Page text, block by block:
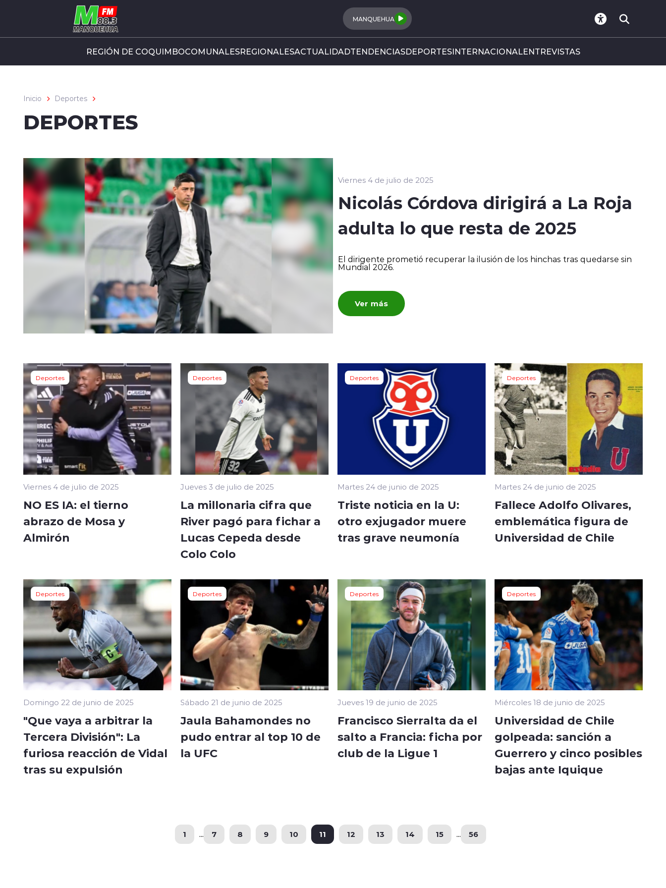
Click acá para ir directamente al contenido
MANQUEHUA
REGIÓN DE COQUIMBOCOMUNALESREGIONALESACTUALIDADTENDENCIASDEPORTESINTERNACIONALENTREVISTAS
Inicio Deportes
DEPORTES
Viernes 4 de julio de 2025
Nicolás Córdova dirigirá a La Roja
adulta lo que resta de 2025
El dirigente prometió recuperar la ilusión de los hinchas tras quedarse sin
Mundial 2026.
Ver más
Deportes
Viernes 4 de julio de 2025
NO ES IA: el tierno
abrazo de Mosa y
Almirón
Deportes
Jueves 3 de julio de 2025
La millonaria cifra que
River pagó para fichar a
Lucas Cepeda desde
Colo Colo
Deportes
Martes 24 de junio de 2025
Triste noticia en la U:
otro exjugador muere
tras grave neumonía
Deportes
Martes 24 de junio de 2025
Fallece Adolfo Olivares,
emblemática figura de
Universidad de Chile
Deportes
Domingo 22 de junio de 2025
"Que vaya a arbitrar la
Tercera División": La
furiosa reacción de Vidal
tras su expulsión
Deportes
Sábado 21 de junio de 2025
Jaula Bahamondes no
pudo entrar al top 10 de
la UFC
Deportes
Jueves 19 de junio de 2025
Francisco Sierralta da el
salto a Francia: ficha por
club de la Ligue 1
Deportes
Miércoles 18 de junio de 2025
Universidad de Chile
golpeada: sanción a
Guerrero y cinco posibles
bajas ante Iquique
1 ... 7 8 9 10 11 12 13 14 15 ... 56